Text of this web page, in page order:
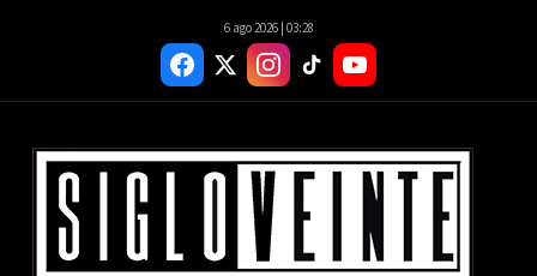
6 ago 2026 | 03:28